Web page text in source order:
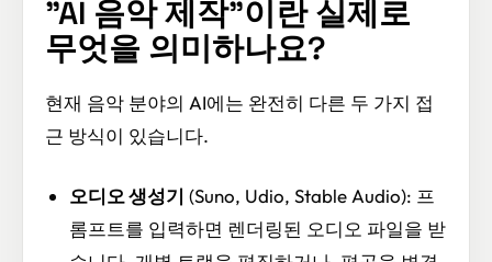
"AI 음악 제작"이란 실제로
무엇을 의미하나요?
현재 음악 분야의 AI에는 완전히 다른 두 가지 접
근 방식이 있습니다.
오디오 생성기 (Suno, Udio, Stable Audio): 프
롬프트를 입력하면 렌더링된 오디오 파일을 받